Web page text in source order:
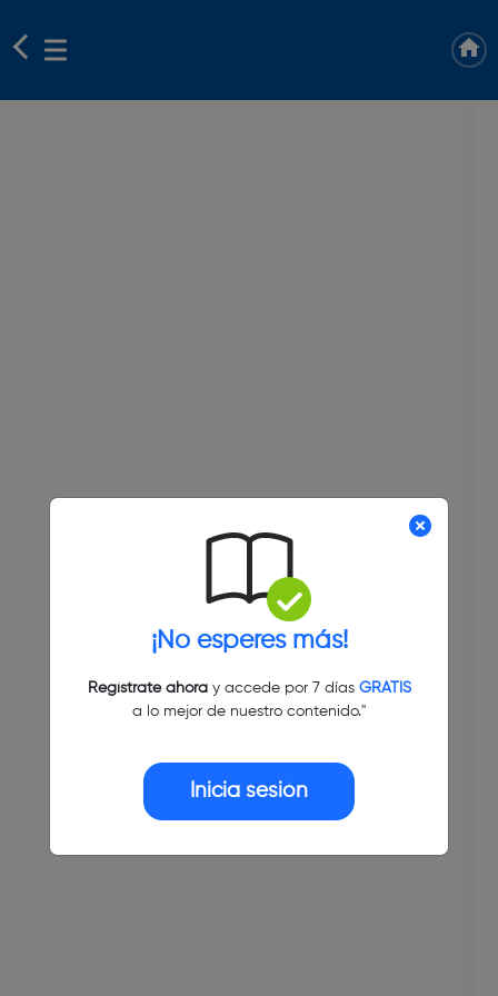
¡No esperes más!
Regístrate ahoray accede por 7 días GRATIS
a lo mejor de nuestro contenido."
Inicia sesión